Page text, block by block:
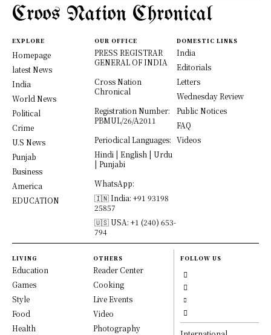
Croos Nation Chronical
EXPLORE
Homepage
latest News
India
World News
Political
Crime
U.S News
Punjab
Business
America
EDUCATION
OUR OFFICE
PRESS REGISTRAR
GENERAL OF INDIA
Cross Nation
Chronical
Registration Number:
PBMUL/26/A2011
Periodical Languages:
Hindi | English | Urdu
| Punjabi
WhatsApp:
🇮🇳 India: +91 93198
25857
🇺🇸 USA: +1 (240) 653-
794
DOMESTIC LINKS
India
Editorials
Letters
Wednesday Review
Public Notices
FAQ
Videos
LIVING
Education
Games
Style
Food
Health
OTHERS
Reader Center
Cooking
Live Events
Video
Photography
FOLLOW US